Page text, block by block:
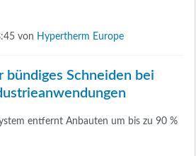
von Hypertherm Europe
bündiges Schneiden bei
entfernt Anbauten um bis zu 90 %